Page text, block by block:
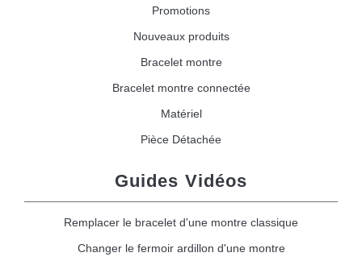
Promotions
Nouveaux produits
Bracelet montre
Bracelet montre connectée
Matériel
Pièce Détachée
Guides Vidéos
Remplacer le bracelet d'une montre classique
Changer le fermoir ardillon d'une montre